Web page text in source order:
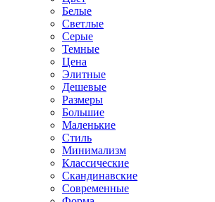
Белые
Светлые
Серые
Темные
Цена
Элитные
Дешевые
Размеры
Большие
Маленькие
Стиль
Минимализм
Классические
Скандинавские
Современные